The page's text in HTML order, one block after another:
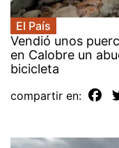
El País
Vendió unos
en Calobre un
bicicleta
compartir en: